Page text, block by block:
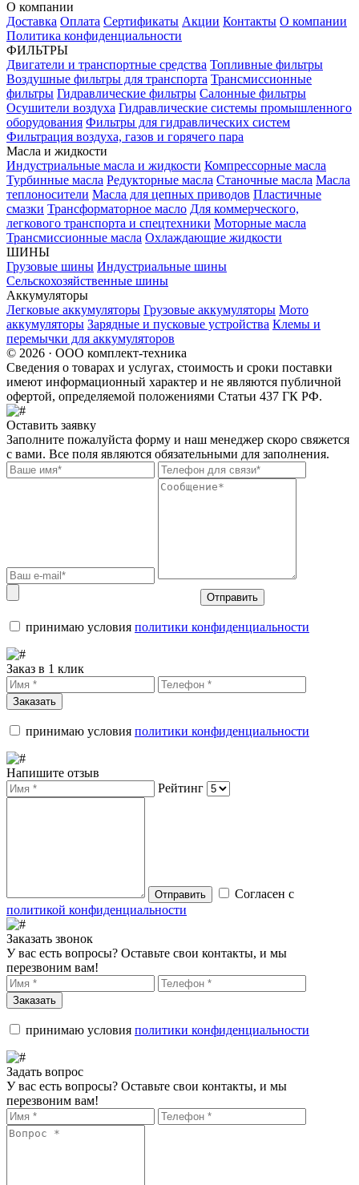
О компании
Доставка Оплата Сертификаты Акции Контакты О компании
Политика конфиденциальности
ФИЛЬТРЫ
Двигатели и транспортные средства Топливные фильтры
Воздушные фильтры для транспорта Трансмиссионные
фильтры Гидравлические фильтры Салонные фильтры
Осушители воздуха Гидравлические системы промышленного
оборудования Фильтры для гидравлических систем
Фильтрация воздуха, газов и горячего пара
Масла и жидкости
Индустриальные масла и жидкости Компрессорные масла
Турбинные масла Редукторные масла Станочные масла Масла
теплоносители Масла для цепных приводов Пластичные
смазки Трансформаторное масло Для коммерческого,
легкового транспорта и спецтехники Моторные масла
Трансмиссионные масла Охлаждающие жидкости
ШИНЫ
Грузовые шины Индустриальные шины
Сельскохозяйственные шины
Аккумуляторы
Легковые аккумуляторы Грузовые аккумуляторы Мото
аккумуляторы Зарядные и пусковые устройства Клемы и
перемычки для аккумуляторов
© 2026 · ООО комплект-техника
Сведения о товарах и услугах, стоимость и сроки поставки
имеют информационный характер и не являются публичной
офертой, определяемой положениями Статьи 437 ГК РФ.
Оставить заявку
Заполните пожалуйста форму и наш менеджер скоро свяжется
с вами. Все поля являются обязательными для заполнения.
Отправить
принимаю условия политики конфиденциальности
Заказ в 1 клик
Заказать
принимаю условия политики конфиденциальности
Напишите отзыв
Рейтинг
Отправить
Согласен с
политикой конфиденциальности
Заказать звонок
У вас есть вопросы? Оставьте свои контакты, и мы
перезвоним вам!
Заказать
принимаю условия политики конфиденциальности
Задать вопрос
У вас есть вопросы? Оставьте свои контакты, и мы
перезвоним вам!